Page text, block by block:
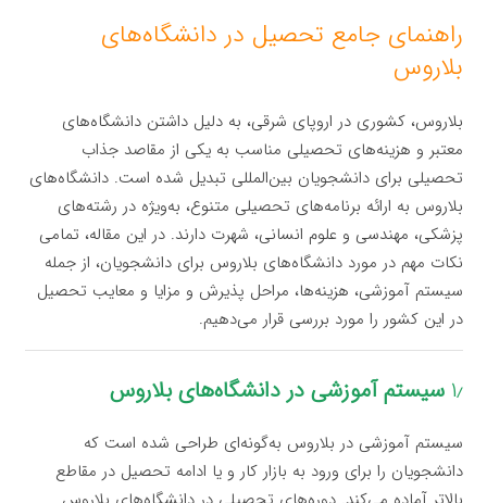
راهنمای جامع تحصیل در دانشگاه‌های
بلاروس
بلاروس، کشوری در اروپای شرقی، به دلیل داشتن دانشگاه‌های
معتبر و هزینه‌های تحصیلی مناسب به یکی از مقاصد جذاب
تحصیلی برای دانشجویان بین‌المللی تبدیل شده است. دانشگاه‌های
بلاروس به ارائه برنامه‌های تحصیلی متنوع، به‌ویژه در رشته‌های
پزشکی، مهندسی و علوم انسانی، شهرت دارند. در این مقاله، تمامی
نکات مهم در مورد دانشگاه‌های بلاروس برای دانشجویان، از جمله
سیستم آموزشی، هزینه‌ها، مراحل پذیرش و مزایا و معایب تحصیل
در این کشور را مورد بررسی قرار می‌دهیم.
۱٫ سیستم آموزشی در دانشگاه‌های بلاروس
سیستم آموزشی در بلاروس به‌گونه‌ای طراحی شده است که
دانشجویان را برای ورود به بازار کار و یا ادامه تحصیل در مقاطع